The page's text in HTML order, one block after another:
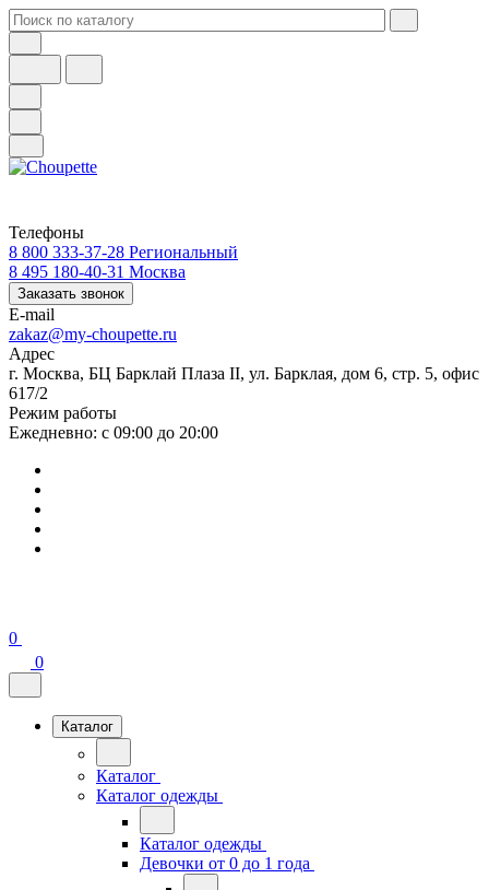
Телефоны
8 800 333-37-28 Региональный
8 495 180-40-31 Москва
Заказать звонок
E-mail
zakaz@my-choupette.ru
Адрес
г. Москва, БЦ Барклай Плаза II, ул. Барклая, дом 6, стр. 5, офис
617/2
Режим работы
Ежедневно: с 09:00 до 20:00
0
0
Каталог
Каталог
Каталог одежды
Каталог одежды
Девочки от 0 до 1 года